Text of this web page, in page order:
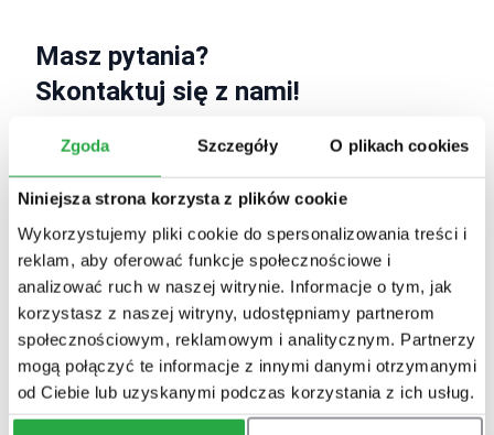
Zgoda Szczegóły O plikach cookies
Niniejsza strona korzysta z plików cookie
Wykorzystujemy pliki cookie do spersonalizowania treści i
reklam, aby oferować funkcje społecznościowe i
analizować ruch w naszej witrynie. Informacje o tym, jak
korzystasz z naszej witryny, udostępniamy partnerom
społecznościowym, reklamowym i analitycznym. Partnerzy
mogą połączyć te informacje z innymi danymi otrzymanymi
od Ciebie lub uzyskanymi podczas korzystania z ich usług.
Masz pytania?
Skontaktuj się z nami!